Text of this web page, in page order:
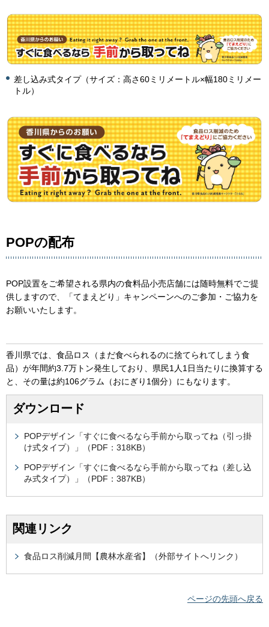
差し込み式タイプ（サイズ：高さ60ミリメートル×幅180ミリメー
トル）
POPの配布
POP設置をご希望される県内の食料品小売店舗には随時無料でご提
供しますので、「てまえどり」キャンペーンへのご参加・ご協力を
お願いいたします。
香川県では、食品ロス（まだ食べられるのに捨てられてしまう食
品）が年間約3.7万トン発生しており、県民1人1日当たりに換算する
と、その量は約106グラム（おにぎり1個分）にもなります。
ダウンロード
POPデザイン「すぐに食べるなら手前から取ってね（引っ掛
け式タイプ）」（PDF：318KB）
POPデザイン「すぐに食べるなら手前から取ってね（差し込
み式タイプ）」（PDF：387KB）
関連リンク
食品ロス削減月間【農林水産省】（外部サイトへリンク）
ページの先頭へ戻る